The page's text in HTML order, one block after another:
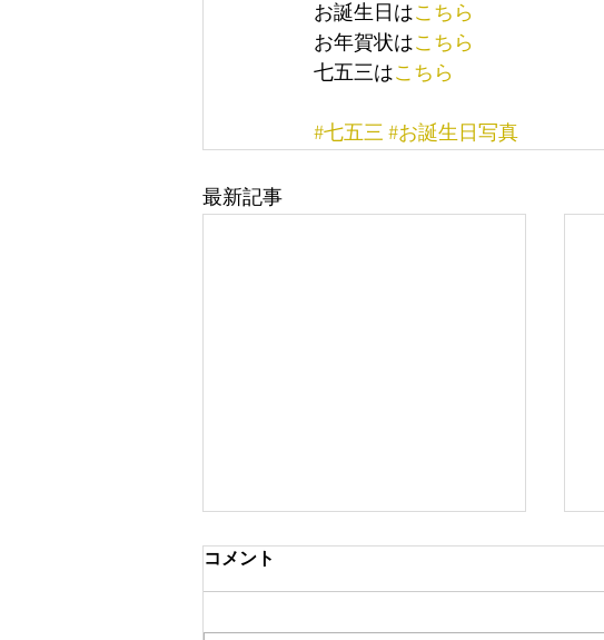
お誕生日はこちら
お年賀状はこちら
七五三はこちら
#七五三 #お誕生日写真
最新記事
コメント